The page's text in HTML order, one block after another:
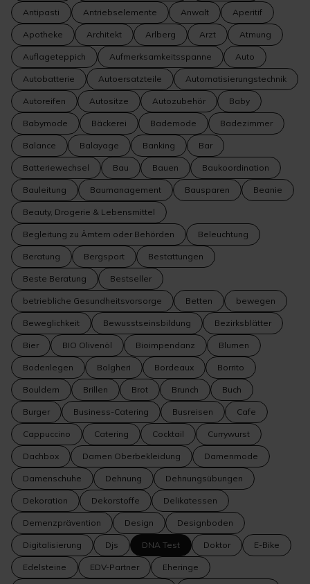
Antipasti Antriebselemente Anwalt Aperitif
Apotheke Architekt Arlberg Arzt Atmung
Auflageteppich Aufmerksamkeitsspanne Auto
Autobatterie Autoersatzteile Automatisierungstechnik
Autoreifen Autositze Autozubehör Baby
Babymode Bäckerei Bademode Badezimmer
Balance Balayage Banking Bar
Batteriewechsel Bau Bauen Baukoordination
Bauleitung Baumanagement Bausparen Beanie
Beauty, Drogerie & Lebensmittel
Begleitung zu Ämtern oder Behörden Beleuchtung
Beratung Bergsport Bestattungen
Beste Beratung Bestseller
betriebliche Gesundheitsvorsorge Betten bewegen
Beweglichkeit Bewusstseinsbildung Bezirksblätter
Bier BIO Olivenöl Bioimpendanz Blumen
Bodenlegen Bolgheri Bordeaux Borrito
Bouldern Brillen Brot Brunch Buch
Burger Business-Catering Busreisen Cafe
Cappuccino Catering Cocktail Currywurst
Dachbox Damen Oberbekleidung Damenmode
Damenschuhe Dehnung Dehnungsübungen
Dekoration Dekorstoffe Delikatessen
Demenzprävention Design Designboden
Digitalisierung Djs DNA Test Doktor E-Bike
Edelsteine EDV-Partner Eheringe